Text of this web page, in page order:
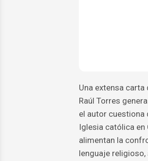
Una extensa
Raúl Torres
el autor cuestiona
Iglesia católica en
alimentan la
lenguaje